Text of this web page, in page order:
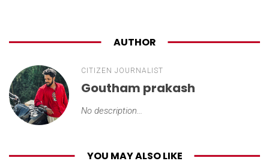
AUTHOR
CITIZEN JOURNALIST
Goutham prakash
No description...
YOU MAY ALSO LIKE